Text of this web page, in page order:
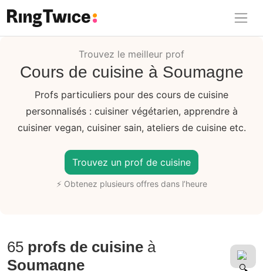
Ring Twice
Trouvez le meilleur prof
Cours de cuisine à Soumagne
Profs particuliers pour des cours de cuisine
personnalisés : cuisiner végétarien, apprendre à
cuisiner vegan, cuisiner sain, ateliers de cuisine etc.
Trouvez un prof de cuisine
⚡ Obtenez plusieurs offres dans l’heure
65 profs de cuisine à
Soumagne